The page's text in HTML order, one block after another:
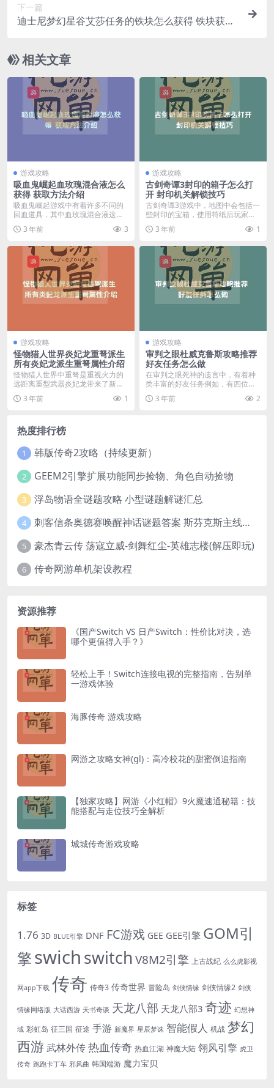
下一篇
迪士尼梦幻星谷艾莎任务的铁块怎么获得 铁块获取
相关文章
游戏攻略
吸血鬼崛起血玫瑰混合液怎么
获得 获取方法介绍
吸血鬼崛起游戏中有着许多不同的
回血道具，其中血玫瑰混合液这个
回复道具很多玩家不知...
3 年前 3
游戏攻略
古剑奇谭3封印的箱子怎么打
开 封印机关解锁技巧
古剑奇谭3游戏中，地图中会包括一
些封印的宝箱，使用符纸后玩家可
对其解锁，解锁成功...
3 年前 1
游戏攻略
怪物猎人世界炎妃龙重弩派生
所有炎妃龙派生重弩属性介绍
怪物猎人世界中重弩是重视火力的
远距离重型武器炎妃龙带来了新的
武器衍生，很多玩家想...
3 年前 1
游戏攻略
审判之眼杜威克鲁斯攻略推荐
好友任务怎么做
在审判之眼死神的遗言中，有着种
类丰富的好友任务例如，有四位游
戏角色的好友任务会要...
3 年前 2
热度排行榜
1 韩版传奇2攻略（持续更新）
2 GEEM2引擎扩展功能同步捡物、角色自动捡物
3 浮岛物语全谜题攻略 小型谜题解谜汇总
4 刺客信条奥德赛唤醒神话谜题答案 斯芬克斯主线攻略
5 豪杰青云传 荡寇立威-剑舞红尘-英雄志楼(解压即玩)
6 传奇网游单机架设教程
资源推荐
《国产Switch VS 日产Switch：性价比对决，选
哪个更值得入手？》
轻松上手！Switch连接电视的完整指南，告别单
一游戏体验
海豚传奇 游戏攻略
网游之攻略女神(gl)：高冷校花的甜蜜倒追指南
【独家攻略】网游《小红帽》9火魔速通秘籍：技
能搭配与走位技巧全解析
城城传奇游戏攻略
标签
1.76 3D BLUE引擎 DNF FC游戏 GEE GEE引擎 GOM引
擎swichswitchV8M2引擎 上古战纪 么么虎影视
网app下载 传奇 传奇3 传奇世界 冒险岛 剑侠情缘 剑侠情缘2 剑侠
情缘网络版 大话西游 天书奇谈 天龙八部 天龙八部3 奇迹 幻想神
域 彩虹岛 征三国 征途 手游 新魔界 星辰梦诛 智能假人 机战 梦幻
西游 武林外传热血传奇 热血江湖 神魔大陆 翎风引擎 虎卫
传奇 跑跑卡丁车 邪风曲 韩国端游 魔力宝贝